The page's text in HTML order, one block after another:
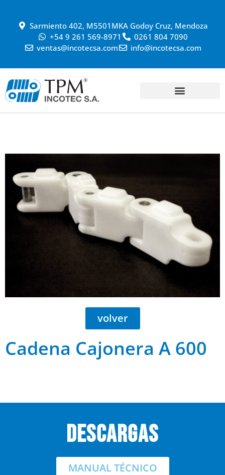
Sarmiento 402, M5501MKA Godoy Cruz, Mendoza
+54 9 261 569-8971
0261 804 7090
ventas@incotecsa.com
info@incotecsa.com
volver
Cadena Cajonera A 600
descargas
MANUAL TÉCNICO